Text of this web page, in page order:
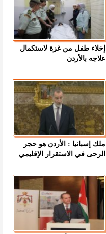
إخلاء طفل من غزة لاستكمال
علاجه بالأردن
ملك إسبانيا : الأردن هو حجر
الرحى في الاستقرار الإقليمي